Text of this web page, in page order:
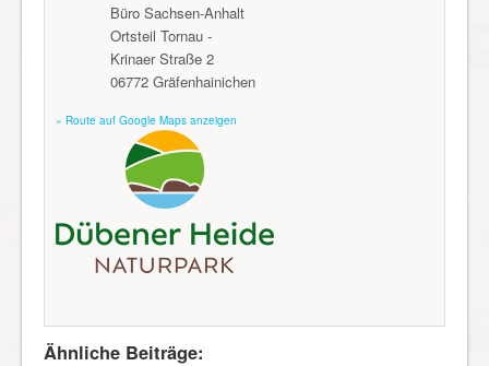
Büro Sachsen-Anhalt
Ortsteil Tornau -
Krinaer Straße 2
06772 Gräfenhainichen
» Route auf Google Maps anzeigen
Ähnliche Beiträge: